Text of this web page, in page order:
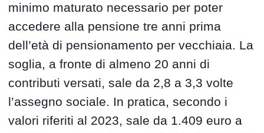
minimo maturato necessario per poter
accedere alla pensione tre anni prima
dell’età di pensionamento per vecchiaia. La
soglia, a fronte di almeno 20 anni di
contributi versati, sale da 2,8 a 3,3 volte
l’assegno sociale. In pratica, secondo i
valori riferiti al 2023, sale da 1.409 euro a